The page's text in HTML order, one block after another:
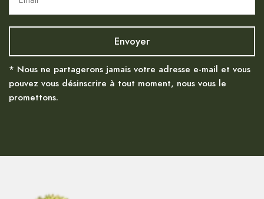
* Nous ne partagerons jamais votre adresse e-mail et vous
pouvez vous désinscrire à tout moment, nous vous le
promettons.